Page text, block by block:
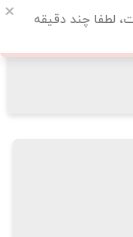
لطفا چند دقیقه